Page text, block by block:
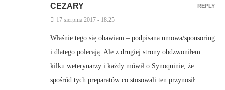
CEZARY
17 sierpnia 2017 - 18:25
Właśnie tego się obawiam – podpisana umowa/sponsoring
i dlatego polecają. Ale z drugiej strony obdzwoniłem
kilku weterynarzy i każdy mówił o Synoquinie, że
spośród tych preparatów co stosowali ten przynosił
REPLY